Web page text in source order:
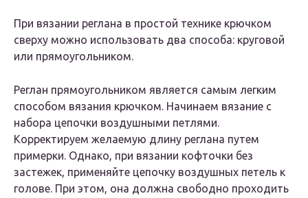
При вязании реглана в простой технике крючком
сверху можно использовать два способа: круговой
или прямоугольником.
Реглан прямоугольником является самым легким
способом вязания крючком. Начинаем вязание с
набора цепочки воздушными петлями.
Корректируем желаемую длину реглана путем
примерки. Однако, при вязании кофточки без
застежек, применяйте цепочку воздушных петель к
голове. При этом, она должна свободно проходить